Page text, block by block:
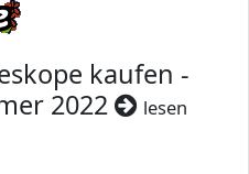
kaufen -
2022
lesen